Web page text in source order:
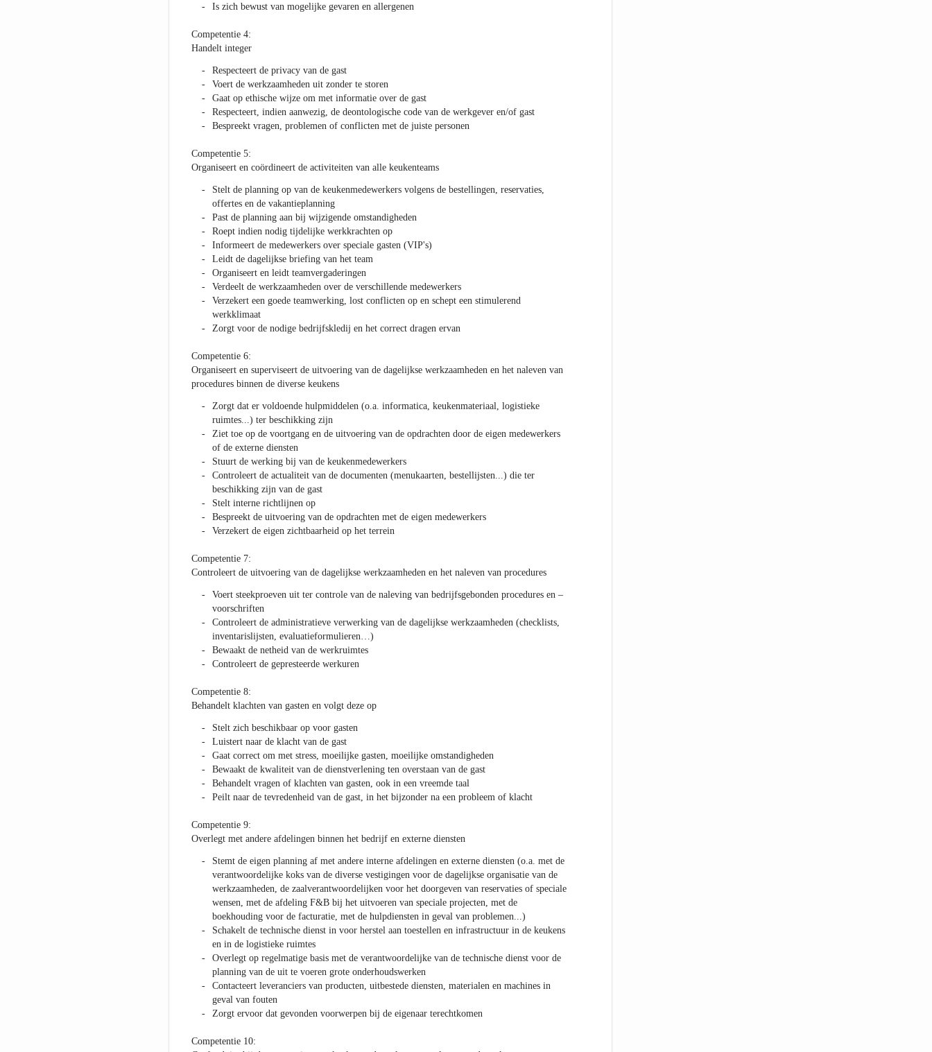
Is zich bewust van mogelijke gevaren en allergenen
Competentie 4:
Handelt integer
Respecteert de privacy van de gast
Voert de werkzaamheden uit zonder te storen
Gaat op ethische wijze om met informatie over de gast
Respecteert, indien aanwezig, de deontologische code van de werkgever en/of gast
Bespreekt vragen, problemen of conflicten met de juiste personen
Competentie 5:
Organiseert en coördineert de activiteiten van alle keukenteams
Stelt de planning op van de keukenmedewerkers volgens de bestellingen, reservaties,
offertes en de vakantieplanning
Past de planning aan bij wijzigende omstandigheden
Roept indien nodig tijdelijke werkkrachten op
Informeert de medewerkers over speciale gasten (VIP's)
Leidt de dagelijkse briefing van het team
Organiseert en leidt teamvergaderingen
Verdeelt de werkzaamheden over de verschillende medewerkers
Verzekert een goede teamwerking, lost conflicten op en schept een stimulerend
werkklimaat
Zorgt voor de nodige bedrijfskledij en het correct dragen ervan
Competentie 6:
Organiseert en superviseert de uitvoering van de dagelijkse werkzaamheden en het naleven van
procedures binnen de diverse keukens
Zorgt dat er voldoende hulpmiddelen (o.a. informatica, keukenmateriaal, logistieke
ruimtes...) ter beschikking zijn
Ziet toe op de voortgang en de uitvoering van de opdrachten door de eigen medewerkers
of de externe diensten
Stuurt de werking bij van de keukenmedewerkers
Controleert de actualiteit van de documenten (menukaarten, bestellijsten...) die ter
beschikking zijn van de gast
Stelt interne richtlijnen op
Bespreekt de uitvoering van de opdrachten met de eigen medewerkers
Verzekert de eigen zichtbaarheid op het terrein
Competentie 7:
Controleert de uitvoering van de dagelijkse werkzaamheden en het naleven van procedures
Voert steekproeven uit ter controle van de naleving van bedrijfsgebonden procedures en –
voorschriften
Controleert de administratieve verwerking van de dagelijkse werkzaamheden (checklists,
inventarislijsten, evaluatieformulieren…)
Bewaakt de netheid van de werkruimtes
Controleert de gepresteerde werkuren
Competentie 8:
Behandelt klachten van gasten en volgt deze op
Stelt zich beschikbaar op voor gasten
Luistert naar de klacht van de gast
Gaat correct om met stress, moeilijke gasten, moeilijke omstandigheden
Bewaakt de kwaliteit van de dienstverlening ten overstaan van de gast
Behandelt vragen of klachten van gasten, ook in een vreemde taal
Peilt naar de tevredenheid van de gast, in het bijzonder na een probleem of klacht
Competentie 9:
Overlegt met andere afdelingen binnen het bedrijf en externe diensten
Stemt de eigen planning af met andere interne afdelingen en externe diensten (o.a. met de
verantwoordelijke koks van de diverse vestigingen voor de dagelijkse organisatie van de
werkzaamheden, de zaalverantwoordelijken voor het doorgeven van reservaties of speciale
wensen, met de afdeling F&B bij het uitvoeren van speciale projecten, met de
boekhouding voor de facturatie, met de hulpdiensten in geval van problemen...)
Schakelt de technische dienst in voor herstel aan toestellen en infrastructuur in de keukens
en in de logistieke ruimtes
Overlegt op regelmatige basis met de verantwoordelijke van de technische dienst voor de
planning van de uit te voeren grote onderhoudswerken
Contacteert leveranciers van producten, uitbestede diensten, materialen en machines in
geval van fouten
Zorgt ervoor dat gevonden voorwerpen bij de eigenaar terechtkomen
Competentie 10: